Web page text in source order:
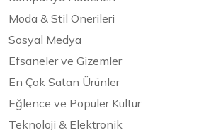
Moda & Stil Önerileri
Sosyal Medya
Efsaneler ve Gizemler
En Çok Satan Ürünler
Eğlence ve Popüler Kültür
Teknoloji & Elektronik